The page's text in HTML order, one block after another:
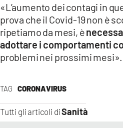
LACAPITALENEWS.IT
App
APPLE
TAG CORONAVIRUS
Tutti gli articoli diSanità
«L’aumento dei contagi in
prova che il Covid-19 non è
ripetiamo da mesi, è
adottare i comportamenti
problemi nei prossimi mesi».